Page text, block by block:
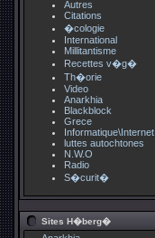
Autres
Citations
�cologie
International
Millitantisme
Recettes v�g�
Th�orie
Video
Anarkhia
Blackblock
Grece
Informatique\Internet
luttes autochtones
N.W.O
Radio
S�curit�
Sites H�berg�